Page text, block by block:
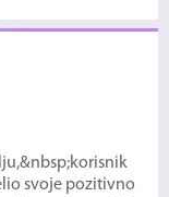
svoje pozitivno